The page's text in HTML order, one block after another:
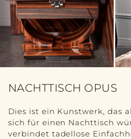
ALLE ANSEHEN
TISCH
SITZEN
KOMMODE
SCHLAFZIMMER
NACHTTISCH OPUS
Dies ist ein Kunstwerk, das
sich für einen Nachttisch
verbindet tadellose